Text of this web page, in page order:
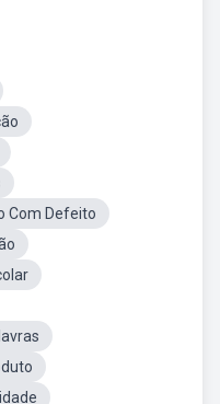
Com Defeito